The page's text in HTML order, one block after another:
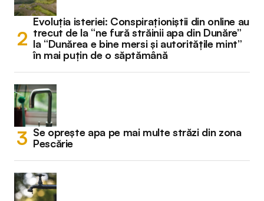
Evoluția isteriei: Conspiraționiștii din online au
trecut de la “ne fură străinii apa din Dunăre”
la “Dunărea e bine mersi și autoritățile mint”
în mai puțin de o săptămână
Se oprește apa pe mai multe străzi din zona
Pescărie